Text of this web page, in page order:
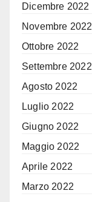
Dicembre 2022
Novembre 2022
Ottobre 2022
Settembre 2022
Agosto 2022
Luglio 2022
Giugno 2022
Maggio 2022
Aprile 2022
Marzo 2022